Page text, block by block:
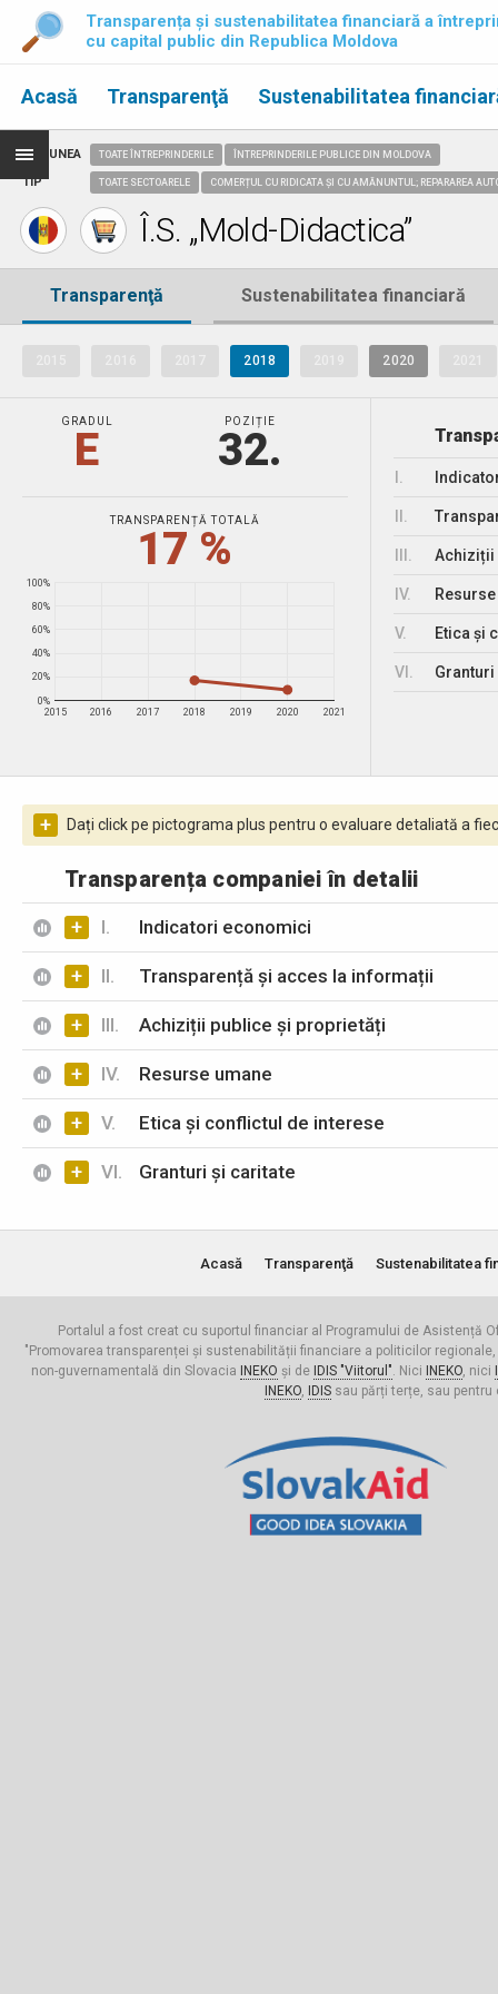
Transparența și sustenabilitatea financiară a
cu capital public din Republica Moldova
Acasă Transparenţă Sustenabilitatea
REGIUNEA
TIP
TOATE ÎNTREPRINDERILE ÎNTREPRINDERILE PUBLICE DIN MOLDOVA
TOATE SECTOARELE COMERȚUL CU RIDICATA ȘI CU AMĂNUNTUL; REPARAREA
Î.S. „Mold-Didactica”
Transparenţă Sustenabilitatea financiară
2018 2020
GRADUL
E
POZIȚIE
32.
TRANSPARENȚĂ TOTALĂ
17 %
2015 2016 2017 2018 2019 2020 2021
0%
20%
40%
60%
80%
100%
Achiziții
IV.
V. Etica și
VI.
+ Dați click pe pictograma plus pentru o evaluare detaliată a
Transparența companiei în detalii
+ I. Indicatori economici
+ II. Transparență și acces la informații
+ III. Achiziții publice și proprietăți
+ IV. Resurse umane
+ V. Etica și conflictul de interese
+ VI. Granturi și caritate
Acasă Transparenţă Sustenabilitatea
Portalul a fost creat cu suportul financiar al Programului de Asistență
"Promovarea transparenței și sustenabilității financiare a politicilor
non-guvernamentală din Slovacia
INEKO și de IDIS "Viitorul". Nici INEKO, nici
INEKO, IDISsau părți terțe, sau pentru